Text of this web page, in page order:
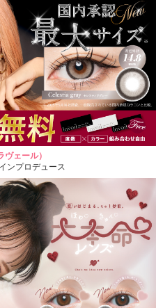
ヴェール）
ンプロデュース